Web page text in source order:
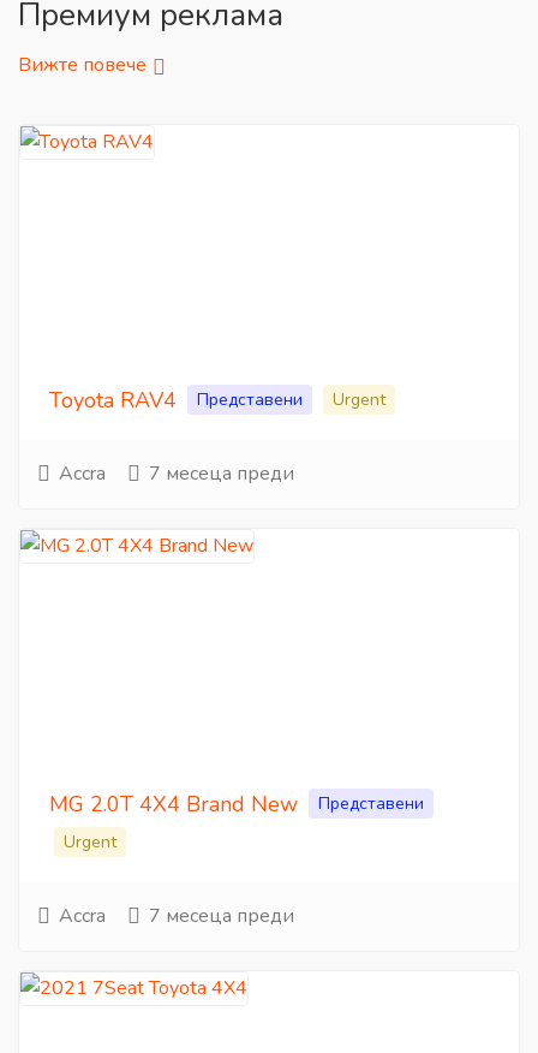
Премиум реклама
Вижте повече
Toyota RAV4 Представени Urgent
Accra 7 месеца преди
MG 2.0T 4X4 Brand New
Представени
Urgent
Accra 7 месеца преди